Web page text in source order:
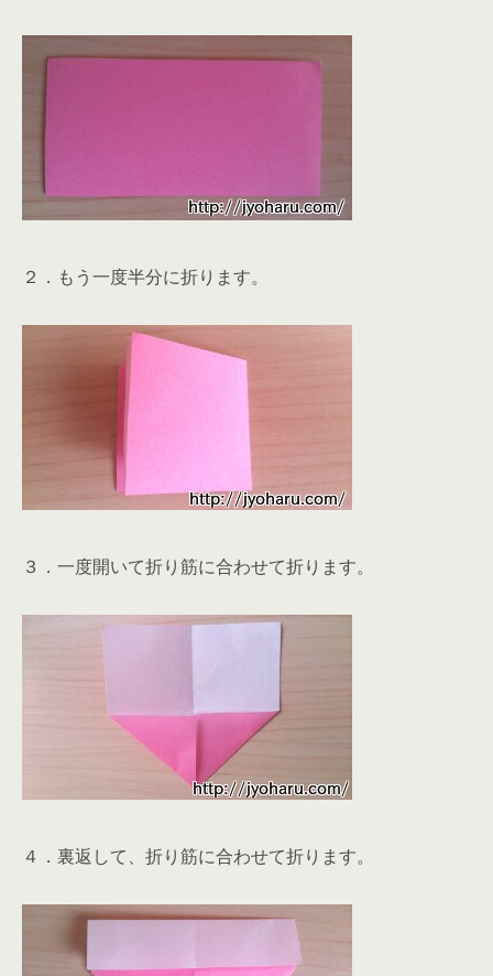
２．もう一度半分に折ります。
３．一度開いて折り筋に合わせて折ります。
４．裏返して、折り筋に合わせて折ります。